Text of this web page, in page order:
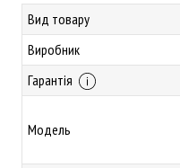
Вид товару
Виробник
Гарантія
Модель